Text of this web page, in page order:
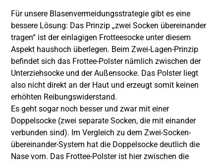
Für unsere Blasenvermeidungsstrategie gibt es eine
bessere Lösung: Das Prinzip „zwei Socken übereinander
tragen“ ist der einlagigen Frotteesocke unter diesem
Aspekt haushoch überlegen. Beim Zwei-Lagen-Prinzip
befindet sich das Frottee-Polster nämlich zwischen der
Unterziehsocke und der Außensocke. Das Polster liegt
also nicht direkt an der Haut und erzeugt somit keinen
erhöhten Reibungswiderstand.
Es geht sogar noch besser und zwar mit einer
Doppelsocke (zwei separate Socken, die mit einander
verbunden sind). Im Vergleich zu dem Zwei-Socken-
übereinander-System hat die Doppelsocke deutlich die
Nase vorn. Das Frottee-Polster ist hier zwischen die